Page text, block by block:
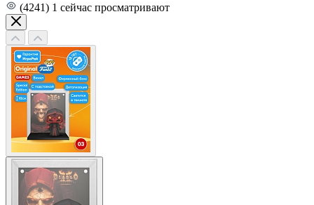
(4241) 1 сейчас просматривают